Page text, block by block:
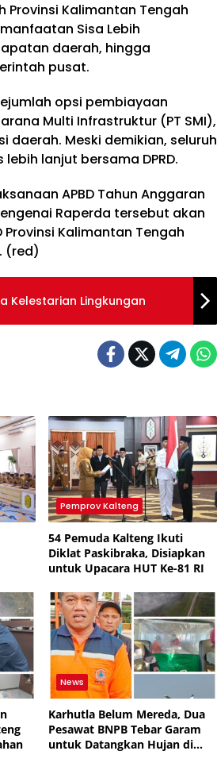
Kalimantan Tengah
Sisa Lebih
daerah, hingga
pusat.
opsi pembiayaan
Multi Infrastruktur (PT SMI),
Meski demikian, seluruh
lanjut bersama DPRD.
APBD Tahun Anggaran
Raperda tersebut akan
Kalimantan Tengah
(red)
Kelestarian Lingkungan
Pemprov Kalteng
54 Pemuda Kalteng Ikuti
Diklat Paskibraka, Disiapkan
untuk Upacara HUT Ke-81 RI
News
Karhutla Belum Mereda, Dua
Pesawat BNPB Tebar Garam
untuk Datangkan Hujan di